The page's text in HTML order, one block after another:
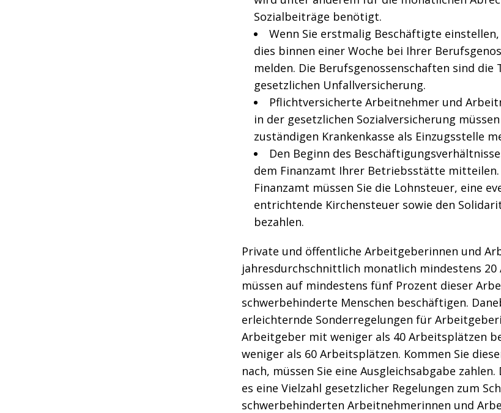
Sozialbeiträge benötigt.
Wenn Sie erstmalig Beschäftigte einstellen,
dies binnen einer Woche bei Ihrer
melden. Die Berufsgenossenschaften sind die
gesetzlichen Unfallversicherung.
Pflichtversicherte Arbeitnehmer und
in der gesetzlichen Sozialversicherung
zuständigen Krankenkasse als Einzugsstelle
Den Beginn des
dem Finanzamt Ihrer Betriebsstätte mitteilen.
Finanzamt müssen Sie die Lohnsteuer, eine
entrichtende Kirchensteuer sowie den
bezahlen.
Private und öffentliche Arbeitgeberinnen und
jahresdurchschnittlich monatlich mindestens
müssen auf mindestens fünf Prozent dieser
schwerbehinderte Menschen beschäftigen.
erleichternde Sonderregelungen für
Arbeitgeber mit weniger als 40 Arbeitsplätzen
weniger als 60 Arbeitsplätzen. Kommen Sie
nach, müssen Sie eine Ausgleichsabgabe
es eine Vielzahl gesetzlicher Regelungen zum
schwerbehinderten Arbeitnehmerinnen und